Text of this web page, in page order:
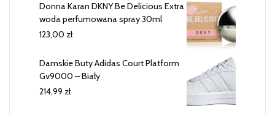
Donna Karan DKNY Be Delicious Extra
woda perfumowana spray 30ml
123,00 zł
Damskie Buty Adidas Court Platform
Gv9000 – Biały
214,99 zł